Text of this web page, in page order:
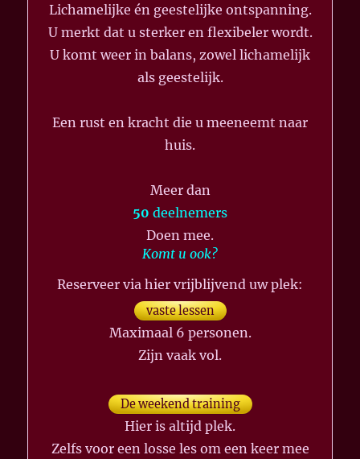
Lichamelijke én geestelijke ontspanning.
U merkt dat u sterker en flexibeler wordt.
U komt weer in balans, zowel lichamelijk
als geestelijk.
Een rust en kracht die u meeneemt naar
huis.
Meer dan
50 deelnemers
Doen mee.
Komt u ook?
Reserveer via hier vrijblijvend uw plek:
vaste lessen
Maximaal 6 personen.
Zijn vaak vol.
De weekend training
Hier is altijd plek.
Zelfs voor een losse les om een keer mee